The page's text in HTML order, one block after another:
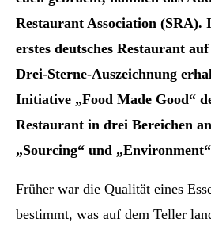
Restaurant Association (SRA).
erstes deutsches Restaurant
Drei-Sterne-Auszeichnung
Initiative „Food Made Good“
Restaurant in drei Bereichen
„Sourcing“ und
Früher war die Qualität eines
bestimmt, was auf dem Teller